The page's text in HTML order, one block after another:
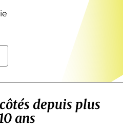
depuis plus
ans